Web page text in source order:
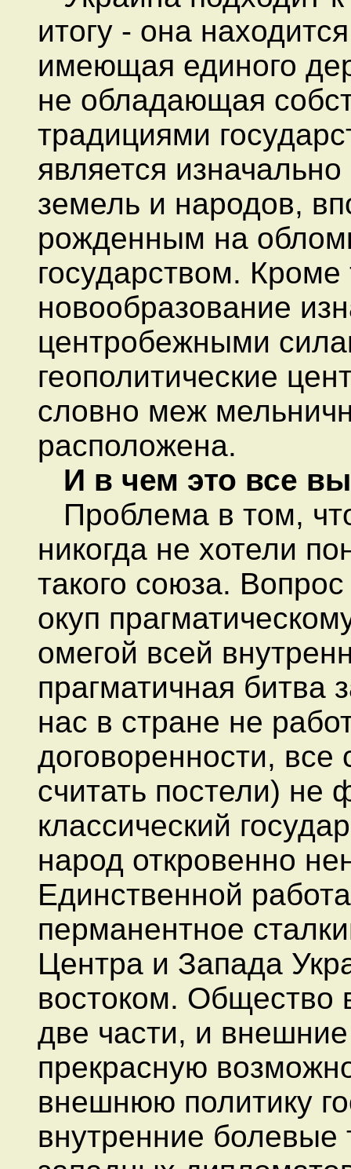
итогу - она
имеющая единого
не обладающая
традициями
является
земель и народов,
рожденным на
государством. Кроме
новообразование
центробежными
геополитические
словно меж
расположена.
И в чем это все
Проблема в том,
никогда не хотели
такого союза.
окуп
омегой всей
прагматичная битва
нас в стране не
договоренности,
считать постели) не
классический
народ откровенно
Единственной
перманентное
Центра и Запада
востоком. Общество
две части, и
прекрасную
внешнюю политику
внутренние болевые